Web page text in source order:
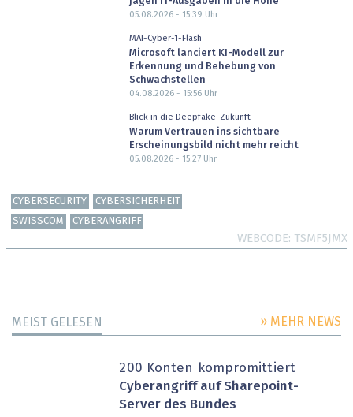
05.08.2026 - 15:39 Uhr
MAI-Cyber-1-Flash
Microsoft lanciert KI-Modell zur
Erkennung und Behebung von
Schwachstellen
04.08.2026 - 15:56Uhr
Blick in die Deepfake-Zukunft
Warum Vertrauen ins sichtbare
Erscheinungsbild nicht mehr reicht
05.08.2026 - 15:27Uhr
CYBERSECURITY
CYBERSICHERHEIT
SWISSCOM
CYBERANGRIFF
WEBCODE TSMF5JMX
MEIST GELESEN » MEHR NEWS
200 Konten kompromittiert
Cyberangriff auf Sharepoint-
Server des Bundes